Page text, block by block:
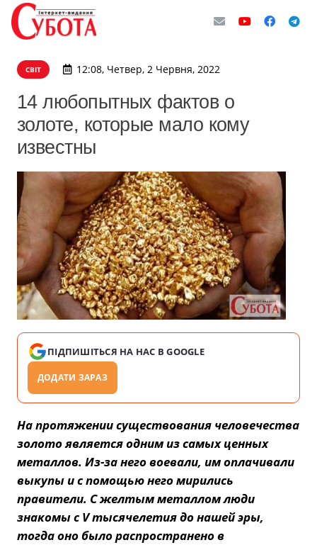
СВІТ 12:08, Четвер, 2 Червня, 2022
14 любопытных фактов о
золоте, которые мало кому
известны
ПІДПИШІТЬСЯ НА НАС В GOOGLE
ДОДАТИ ЗАРАЗ
На протяжении существования человечества
золото является одним из самых ценных
металлов. Из-за него воевали, им оплачивали
выкупы и с помощью него мирились
правители. С желтым металлом люди
знакомы с V тысячелетия до нашей эры,
тогда оно было распространено в